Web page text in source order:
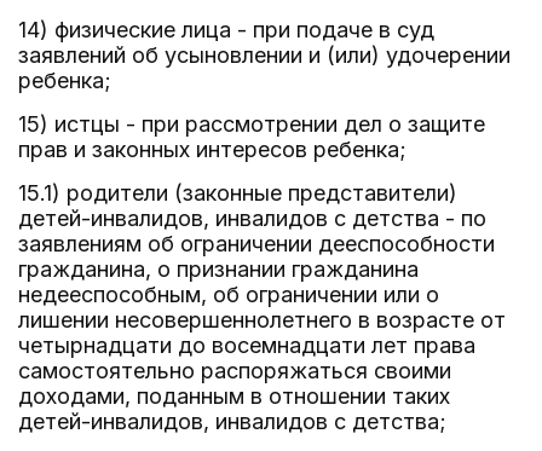
14) физические лица - при подаче в суд
заявлений об усыновлении и (или) удочерении
ребенка;
15) истцы - при рассмотрении дел о защите
прав и законных интересов ребенка;
15.1) родители (законные представители)
детей-инвалидов, инвалидов с детства - по
заявлениям об ограничении дееспособности
гражданина, о признании гражданина
недееспособным, об ограничении или о
лишении несовершеннолетнего в возрасте от
четырнадцати до восемнадцати лет права
самостоятельно распоряжаться своими
доходами, поданным в отношении таких
детей-инвалидов, инвалидов с детства;